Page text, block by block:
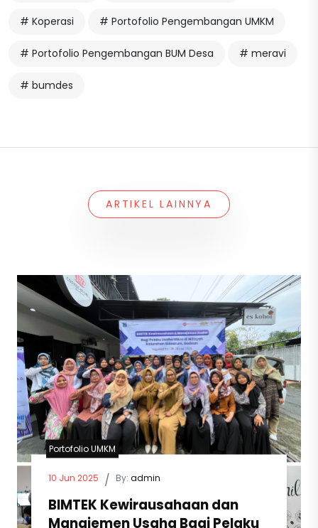
# Koperasi # Portofolio Pengembangan UMKM
# Portofolio Pengembangan BUM Desa # meravi
# bumdes
ARTIKEL LAINNYA
Portofolio UMKM
10 Jun 2025 / By: admin
BIMTEK Kewirausahaan dan
Manajemen Usaha Bagi Pelaku